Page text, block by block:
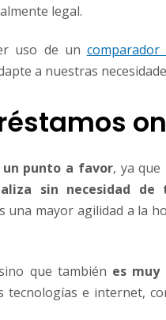
legal.
uso de un comparador
a nuestras
un punto a favor, ya que
sin necesidad de
mayor agilidad a la
que también es
tecnologías e internet,